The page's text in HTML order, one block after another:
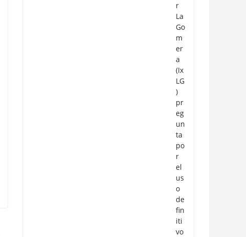
r
La
Go
m
er
a
(Ix
LG
)
pr
eg
un
ta
po
r
el
us
o
de
fin
iti
vo